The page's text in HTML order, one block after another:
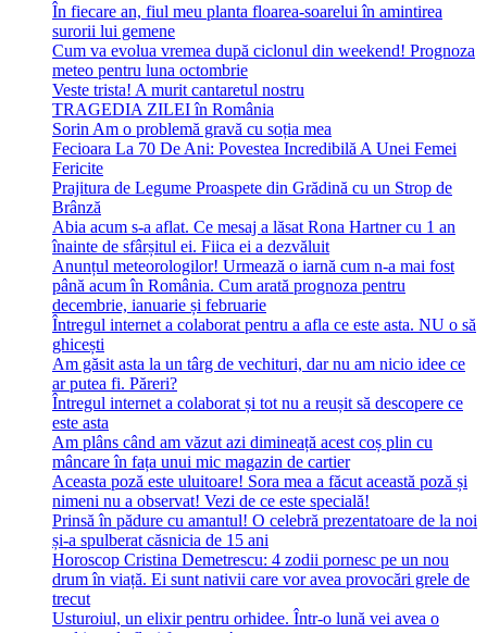
În fiecare an, fiul meu planta floarea-soarelui în amintirea
surorii lui gemene
Cum va evolua vremea după ciclonul din weekend! Prognoza
meteo pentru luna octombrie
Veste trista! A murit cantaretul nostru
TRAGEDIA ZILEI în România
Sorin Am o problemă gravă cu soția mea
Fecioara La 70 De Ani: Povestea Incredibilă A Unei Femei
Fericite
Prajitura de Legume Proaspete din Grădină cu un Strop de
Brânză
Abia acum s-a aflat. Ce mesaj a lăsat Rona Hartner cu 1 an
înainte de sfârșitul ei. Fiica ei a dezvăluit
Anunțul meteorologilor! Urmează o iarnă cum n-a mai fost
până acum în România. Cum arată prognoza pentru
decembrie, ianuarie și februarie
Întregul internet a colaborat pentru a afla ce este asta. NU o să
ghicești
Am găsit asta la un târg de vechituri, dar nu am nicio idee ce
ar putea fi. Păreri?
Întregul internet a colaborat și tot nu a reușit să descopere ce
este asta
Am plâns când am văzut azi dimineață acest coș plin cu
mâncare în fața unui mic magazin de cartier
Aceasta poză este uluitoare! Sora mea a făcut această poză și
nimeni nu a observat! Vezi de ce este specială!
Prinsă în pădure cu amantul! O celebră prezentatoare de la noi
și-a spulberat căsnicia de 15 ani
Horoscop Cristina Demetrescu: 4 zodii pornesc pe un nou
drum în viață. Ei sunt nativii care vor avea provocări grele de
trecut
Usturoiul, un elixir pentru orhidee. Într-o lună vei avea o